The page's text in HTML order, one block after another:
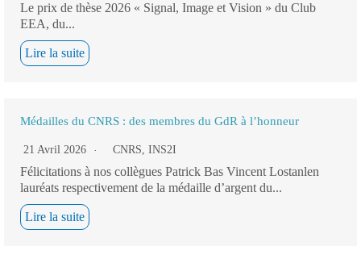
Le prix de thèse 2026 « Signal, Image et Vision » du Club
EEA, du...
Lire la suite
Médailles du CNRS : des membres du GdR à l’honneur
21 Avril 2026 CNRS, INS2I
Félicitations à nos collègues Patrick Bas Vincent Lostanlen
lauréats respectivement de la médaille d’argent du...
Lire la suite